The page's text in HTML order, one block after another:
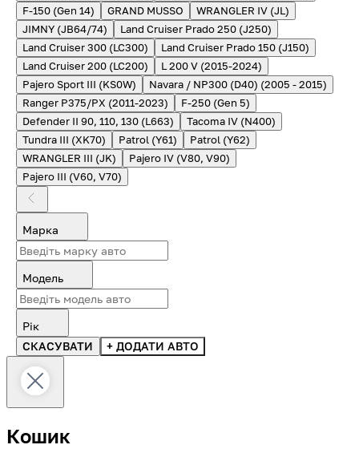
F-150 (Gen 14)
GRAND MUSSO
WRANGLER IV (JL)
JIMNY (JB64/74)
Land Cruiser Prado 250 (J250)
Land Cruiser 300 (LC300)
Land Cruiser Prado 150 (J150)
Land Cruiser 200 (LC200)
L 200 V (2015-2024)
Pajero Sport III (KS0W)
Navara / NP300 (D40) (2005 - 2015)
Ranger P375/PX (2011-2023)
F-250 (Gen 5)
Defender II 90, 110, 130 (L663)
Tacoma IV (N400)
Tundra III (XK70)
Patrol (Y61)
Patrol (Y62)
WRANGLER III (JK)
Pajero IV (V80, V90)
Pajero III (V60, V70)
Марка
Модель
Рік
СКАСУВАТИ
+ ДОДАТИ АВТО
Кошик